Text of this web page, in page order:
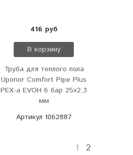
416 руб
В корзину
Труба для теплого пола
Uponor Comfort Pipe Plus
PEX-a EVOH 6 бар 25х2,3
мм
Артикул 1062887
1 2